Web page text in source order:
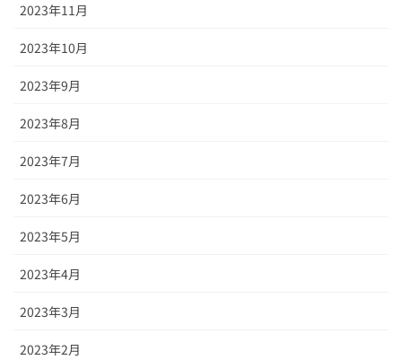
2023年11月
2023年10月
2023年9月
2023年8月
2023年7月
2023年6月
2023年5月
2023年4月
2023年3月
2023年2月